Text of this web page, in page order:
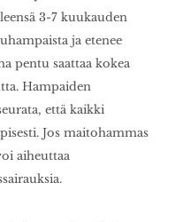
3-7 kuukauden
ja etenee
pentu saattaa kokea
Hampaiden
että kaikki
Jos maitohammas
aiheuttaa